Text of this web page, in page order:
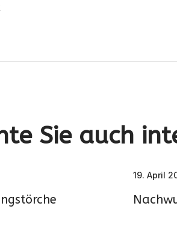
Beitrag: Sonderöffnung Am 24. Mai
Sie auch
19. April